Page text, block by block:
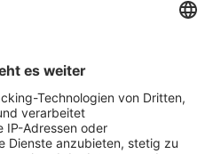
wohin wir gehen: Die
und Werte der Munich